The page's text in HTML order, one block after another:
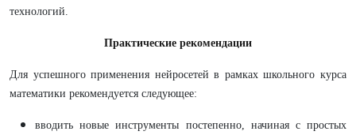
технологий.
Практические рекомендации
Для успешного применения нейросетей в рамках школьного курса
математики рекомендуется следующее:
вводить новые инструменты постепенно, начиная с простых